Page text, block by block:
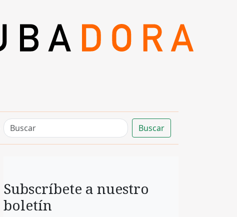
Buscar
Subscríbete a nuestro
boletín